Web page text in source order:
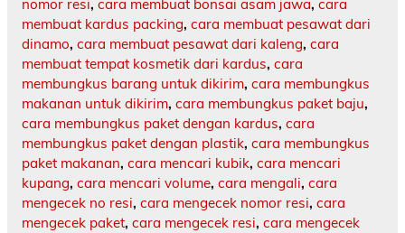
nomor resi, cara membuat bonsai asam jawa, cara
membuat kardus packing, cara membuat pesawat dari
dinamo, cara membuat pesawat dari kaleng, cara
membuat tempat kosmetik dari kardus, cara
membungkus barang untuk dikirim, cara membungkus
makanan untuk dikirim, cara membungkus paket baju,
cara membungkus paket dengan kardus, cara
membungkus paket dengan plastik, cara membungkus
paket makanan, cara mencari kubik, cara mencari
kupang, cara mencari volume, cara mengali, cara
mengecek no resi, cara mengecek nomor resi, cara
mengecek paket, cara mengecek resi, cara mengecek